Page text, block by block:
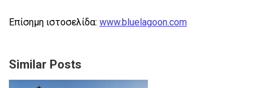
Επίσημη ιστοσελίδα: www.bluelagoon.com
Similar Posts